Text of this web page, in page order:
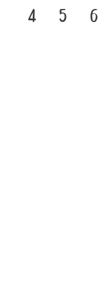
4
5 6